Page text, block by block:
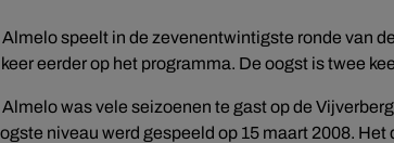
speelt in de zevenentwintigste ronde van
eerder op het programma. De oogst is twee
was vele seizoenen te gast op de
niveau werd gespeeld op 15 maart 2008.